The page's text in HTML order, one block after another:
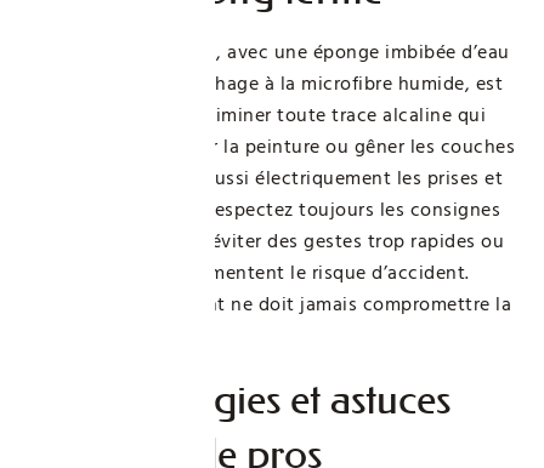
Un rinçage minutieux, avec une éponge imbibée d’eau
propre, suivi d’un séchage à la microfibre humide, est
indispensable pour éliminer toute trace alcaline qui
pourrait endommager la peinture ou gêner les couches
suivantes. Protégez aussi électriquement les prises et
interrupteurs. Enfin, respectez toujours les consignes
sur l’emballage pour éviter des gestes trop rapides ou
inappropriés qui augmentent le risque d’accident.
Nettoyer efficacement ne doit jamais compromettre la
Méthodologies et astuces
concrètes de pros